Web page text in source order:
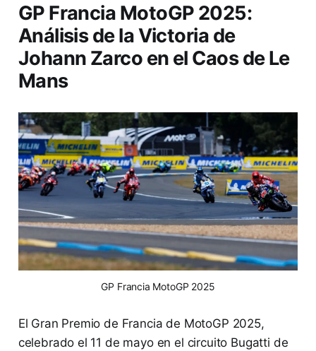
GP Francia MotoGP 2025:
Análisis de la Victoria de
Johann Zarco en el Caos de Le
Mans
GP Francia MotoGP 2025
El Gran Premio de Francia de MotoGP 2025,
celebrado el 11 de mayo en el circuito Bugatti de